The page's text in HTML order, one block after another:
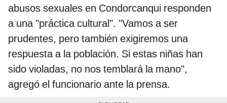
abusos sexuales en Condorcanqui responden
a una "práctica cultural". "Vamos a ser
prudentes, pero también exigiremos una
respuesta a la población. Si estas niñas han
sido violadas, no nos temblará la mano",
agregó el funcionario ante la prensa.